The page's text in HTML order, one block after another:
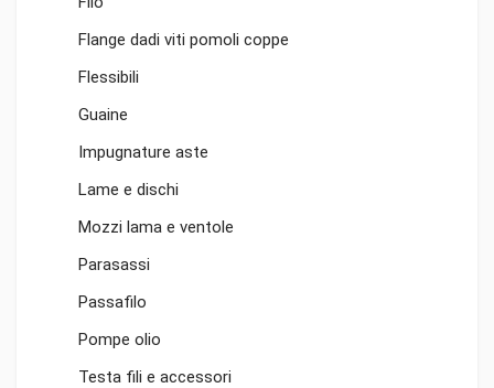
Flange dadi viti pomoli coppe
Flessibili
Guaine
Impugnature aste
Lame e dischi
Mozzi lama e ventole
Parasassi
Passafilo
Pompe olio
Testa fili e accessori